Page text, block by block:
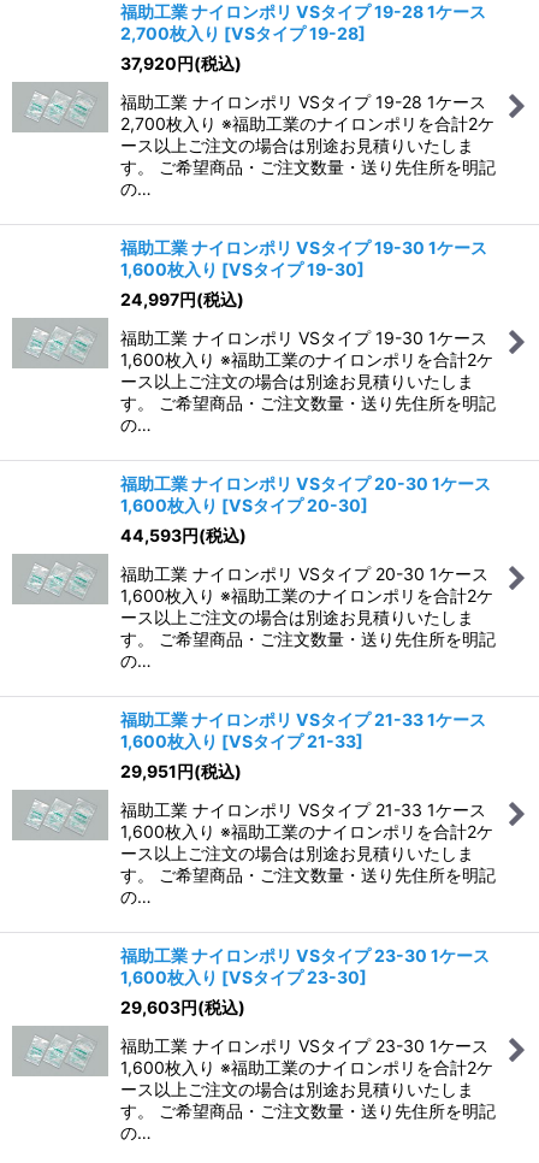
福助工業 ナイロンポリ VSタイプ 19-28 1ケース
2,700枚入り [VSタイプ 19-28]
37,920円(税込)
福助工業 ナイロンポリ VSタイプ 19-28 1ケース
2,700枚入り ※福助工業のナイロンポリを合計2ケ
ース以上ご注文の場合は別途お見積りいたしま
す。 ご希望商品・ご注文数量・送り先住所を明記
の…
福助工業 ナイロンポリ VSタイプ 19-30 1ケース
1,600枚入り [VSタイプ 19-30]
24,997円(税込)
福助工業 ナイロンポリ VSタイプ 19-30 1ケース
1,600枚入り ※福助工業のナイロンポリを合計2ケ
ース以上ご注文の場合は別途お見積りいたしま
す。 ご希望商品・ご注文数量・送り先住所を明記
の…
福助工業 ナイロンポリ VSタイプ 20-30 1ケース
1,600枚入り [VSタイプ 20-30]
44,593円(税込)
福助工業 ナイロンポリ VSタイプ 20-30 1ケース
1,600枚入り ※福助工業のナイロンポリを合計2ケ
ース以上ご注文の場合は別途お見積りいたしま
す。 ご希望商品・ご注文数量・送り先住所を明記
の…
福助工業 ナイロンポリ VSタイプ 21-33 1ケース
1,600枚入り [VSタイプ 21-33]
29,951円(税込)
福助工業 ナイロンポリ VSタイプ 21-33 1ケース
1,600枚入り ※福助工業のナイロンポリを合計2ケ
ース以上ご注文の場合は別途お見積りいたしま
す。 ご希望商品・ご注文数量・送り先住所を明記
の…
福助工業 ナイロンポリ VSタイプ 23-30 1ケース
1,600枚入り [VSタイプ 23-30]
29,603円(税込)
福助工業 ナイロンポリ VSタイプ 23-30 1ケース
1,600枚入り ※福助工業のナイロンポリを合計2ケ
ース以上ご注文の場合は別途お見積りいたしま
す。 ご希望商品・ご注文数量・送り先住所を明記
の…